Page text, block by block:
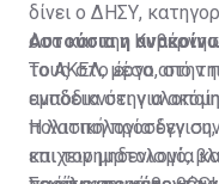
δίνει ο ΔΗΣΥ,
όσο και την
τους στο έργο, στην
εμπόδια στην
Αυτούσια η
Το ΑΚΕΛ, μέσα από τη
αναδεικνύει για
πολιτική
και τον μηδενισμό,
Η λασπολογία δεν
επιχειρηματολογία